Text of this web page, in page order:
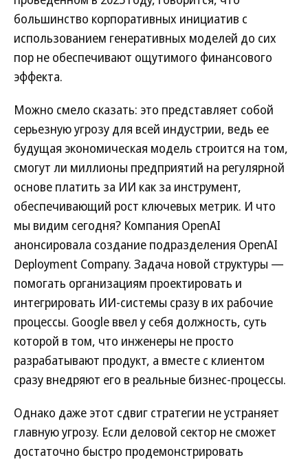
большинство корпоративных инициатив с
использованием генеративных моделей до сих
пор не обеспечивают ощутимого финансового
эффекта.
Можно смело сказать: это представляет собой
серьезную угрозу для всей индустрии, ведь ее
будущая экономическая модель строится на том,
смогут ли миллионы предприятий на регулярной
основе платить за ИИ как за инструмент,
обеспечивающий рост ключевых метрик. И что
мы видим сегодня? Компания OpenAI
анонсировала создание подразделения OpenAI
Deployment Company. Задача новой структуры —
помогать организациям проектировать и
интегрировать ИИ-системы сразу в их рабочие
процессы. Google ввел у себя должность, суть
которой в том, что инженеры не просто
разрабатывают продукт, а вместе с клиентом
сразу внедряют его в реальные бизнес-процессы.
Однако даже этот сдвиг стратегии не устраняет
главную угрозу. Если деловой сектор не сможет
достаточно быстро продемонстрировать